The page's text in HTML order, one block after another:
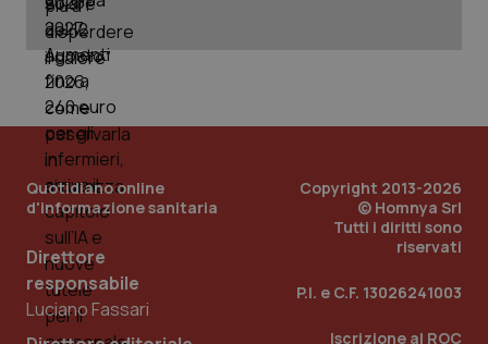
Quotidiano online
d'informazione sanitaria
Direttore
responsabile
Luciano Fassari
Copyright 2013-2026
© Homnya Srl
Tutti i diritti sono
riservati
P.I. e C.F. 13026241003
Iscrizione al ROC
session-id
2
_ga
Google LLC
.quotidianosanita.it
1
mese